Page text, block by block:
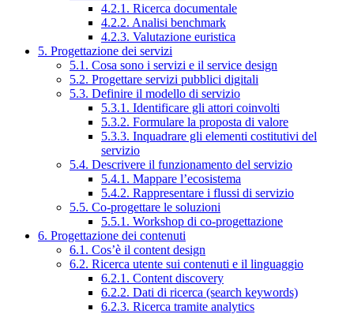
4.2.1. Ricerca documentale
4.2.2. Analisi benchmark
4.2.3. Valutazione euristica
5. Progettazione dei servizi
5.1. Cosa sono i servizi e il service design
5.2. Progettare servizi pubblici digitali
5.3. Definire il modello di servizio
5.3.1. Identificare gli attori coinvolti
5.3.2. Formulare la proposta di valore
5.3.3. Inquadrare gli elementi costitutivi del
servizio
5.4. Descrivere il funzionamento del servizio
5.4.1. Mappare l’ecosistema
5.4.2. Rappresentare i flussi di servizio
5.5. Co-progettare le soluzioni
5.5.1. Workshop di co-progettazione
6. Progettazione dei contenuti
6.1. Cos’è il content design
6.2. Ricerca utente sui contenuti e il linguaggio
6.2.1. Content discovery
6.2.2. Dati di ricerca (search keywords)
6.2.3. Ricerca tramite analytics